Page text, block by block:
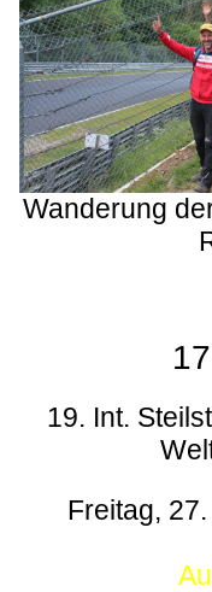
Wanderung
19. Int.
Freitag,